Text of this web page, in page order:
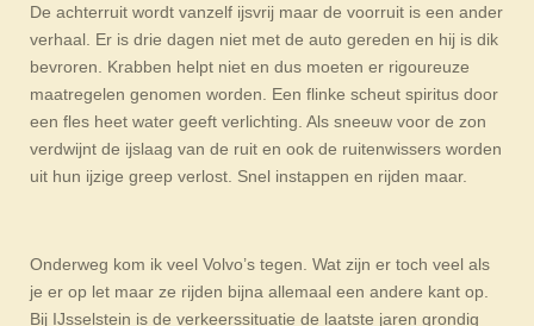
De achterruit wordt vanzelf ijsvrij maar de voorruit is een ander
verhaal. Er is drie dagen niet met de auto gereden en hij is dik
bevroren. Krabben helpt niet en dus moeten er rigoureuze
maatregelen genomen worden. Een flinke scheut spiritus door
een fles heet water geeft verlichting. Als sneeuw voor de zon
verdwijnt de ijslaag van de ruit en ook de ruitenwissers worden
uit hun ijzige greep verlost. Snel instappen en rijden maar.
Onderweg kom ik veel Volvo’s tegen. Wat zijn er toch veel als
je er op let maar ze rijden bijna allemaal een andere kant op.
Bij IJsselstein is de verkeerssituatie de laatste jaren grondig